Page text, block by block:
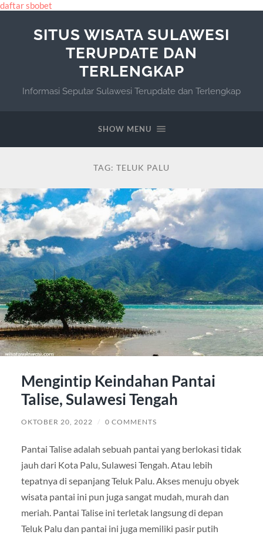
daftar sbobet
SITUS WISATA SULAWESI
TERUPDATE DAN
TERLENGKAP
Informasi Seputar Sulawesi Terupdate dan Terlengkap
SHOW MENU
TAG: TELUK PALU
Mengintip Keindahan Pantai
Talise, Sulawesi Tengah
OKTOBER 20, 2022 / 0 COMMENTS
Pantai Talise adalah sebuah pantai yang berlokasi tidak
jauh dari Kota Palu, Sulawesi Tengah. Atau lebih
tepatnya di sepanjang Teluk Palu. Akses menuju obyek
wisata pantai ini pun juga sangat mudah, murah dan
meriah. Pantai Talise ini terletak langsung di depan
Teluk Palu dan pantai ini juga memiliki pasir putih